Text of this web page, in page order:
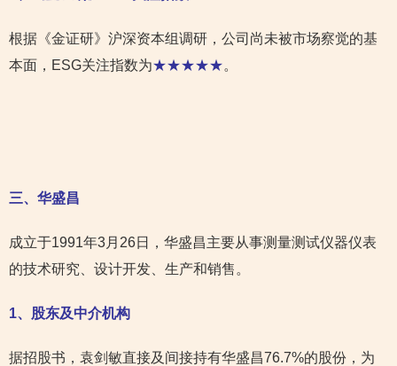
根据《金证研》沪深资本组调研，公司尚未被市场察觉的基
本面，ESG关注指数为★★★★★。
三、华盛昌
成立于1991年3月26日，华盛昌主要从事测量测试仪器仪表
的技术研究、设计开发、生产和销售。
1、股东及中介机构
据招股书，袁剑敏直接及间接持有华盛昌76.7%的股份，为